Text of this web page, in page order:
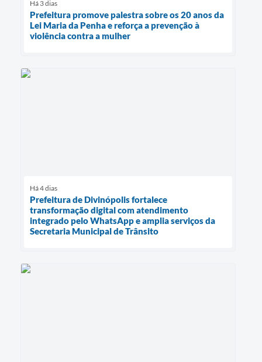
Há 3 dias
Prefeitura promove palestra sobre os 20 anos da
Lei Maria da Penha e reforça a prevenção à
violência contra a mulher
Há 4 dias
Prefeitura de Divinópolis fortalece
transformação digital com atendimento
integrado pelo WhatsApp e amplia serviços da
Secretaria Municipal de Trânsito